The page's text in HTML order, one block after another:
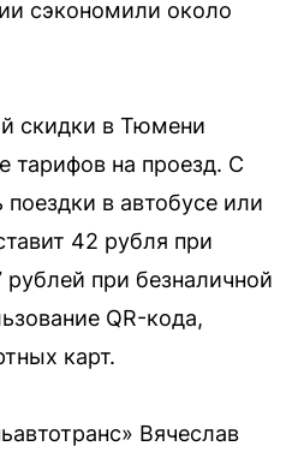
сэкономили около
скидки в Тюмени
тарифов на проезд. С
поездки в автобусе или
42 рубля при
при безналичной
QR-кода,
карт.
Вячеслав